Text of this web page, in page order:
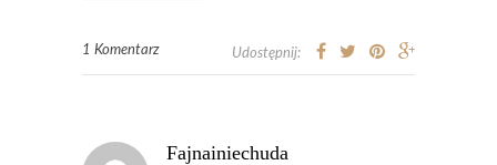
1 Komentarz Udostępnij:
Fajnainiechuda